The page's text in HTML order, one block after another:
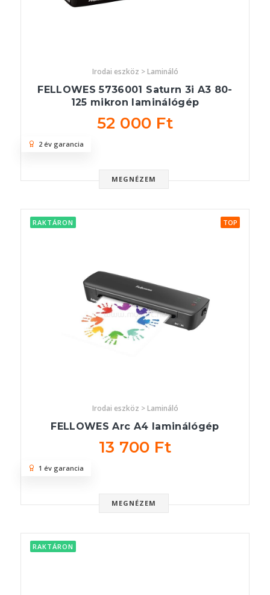
Irodai eszköz > Lamináló
FELLOWES 5736001 Saturn 3i A3 80-
125 mikron laminálógép
52 000 Ft
MEGNÉZEM
2 év garancia
RAKTÁRON TOP
Irodai eszköz > Lamináló
FELLOWES Arc A4 laminálógép
13 700 Ft
MEGNÉZEM
1 év garancia
RAKTÁRON